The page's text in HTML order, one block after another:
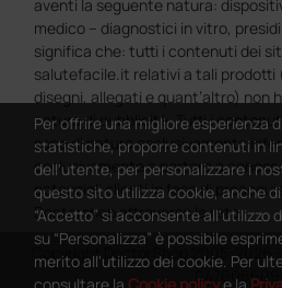
aventi la seguente natura:
medico – diagnostici in vitro,
significa che: tutti i contenuti dei
salutefacile.it relativi a tali prodotti
disegni, allegati e quant’altro) non
natura di pubblicità. Tutti i
sono di natura esclusivamente
esclusivamente a portare a
potenziali clienti in fase di
Doctorshop attraverso la rete.
Copyright DoctorShop 2005-2026 -
Per offrire una migliore esperienza
statistiche, proporre contenuti in
dell'utente, per personalizzare i
questo sito utilizza cookie, anche
“Accetto” si acconsente all'utilizzo
su “Personalizza” è possibile
merito all'utilizzo dei cookie. Per